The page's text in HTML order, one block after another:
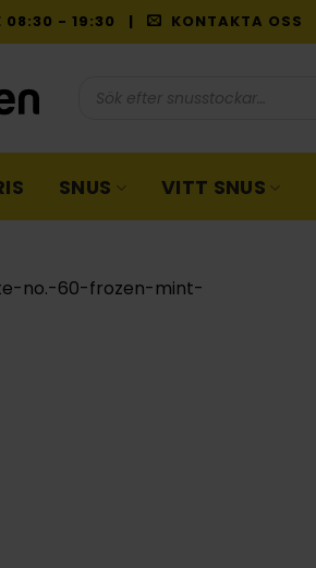
08:30 - 19:30 | KONTAKTA OSS
SNUS VITT SNUS